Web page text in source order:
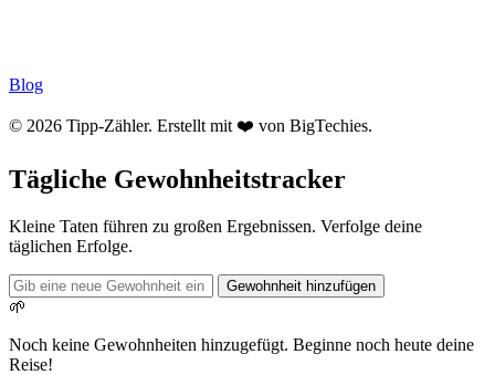
Blog
© 2026 Tipp-Zähler. Erstellt mit ❤️ von BigTechies.
Tägliche Gewohnheitstracker
Kleine Taten führen zu großen Ergebnissen. Verfolge deine
täglichen Erfolge.
Gewohnheit hinzufügen
🌱
Noch keine Gewohnheiten hinzugefügt. Beginne noch heute deine
Reise!